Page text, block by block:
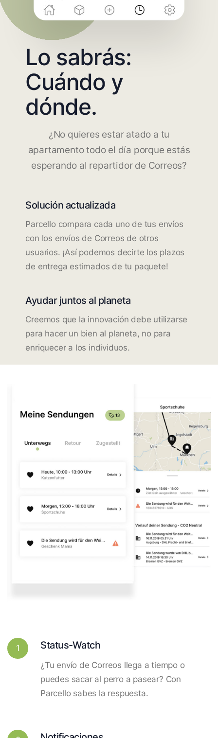
Lo sabrás:
Cuándo y
dónde.
¿No quieres estar atado a tu
apartamento todo el día porque estás
esperando al repartidor de Correos?
Solución actualizada
Parcello compara cada uno de tus envíos
con los envíos de Correos de otros
usuarios. ¡Así podemos decirte los plazos
de entrega estimados de tu paquete!
Ayudar juntos al planeta
Creemos que la innovación debe utilizarse
para hacer un bien al planeta, no para
enriquecer a los individuos.
1 Status-Watch
¿Tu envío de Correos llega a tiempo o
puedes sacar al perro a pasear? Con
Parcello sabes la respuesta.